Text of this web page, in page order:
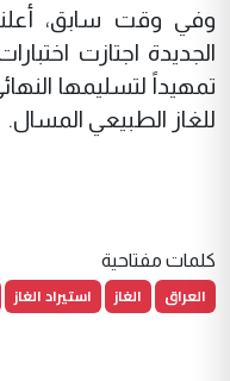
وفي وقت سابق،
الجديدة اجتازت
تمهيداً لتسليمها
للغاز الطبيعي المسال.
كلمات مفتاحية
العراق الغاز استيراد الغاز